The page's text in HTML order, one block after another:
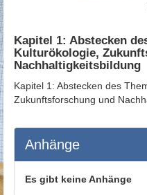
Kapitel 1: Abstecken
Kulturökologie,
Nachhaltigkeitsbildung
Kapitel 1: Abstecken des
Zukunftsforschung und
Anhänge
Es gibt keine Anhänge